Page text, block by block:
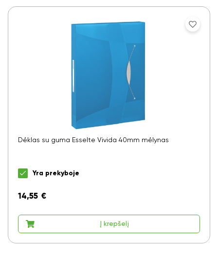
Dėklas su guma Esselte Vivida 40mm mėlynas
Yra prekyboje
14,55 €
Į krepšelį
Ar norite sutaupyti
10%